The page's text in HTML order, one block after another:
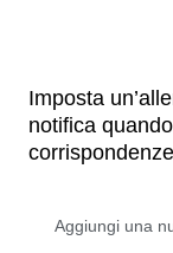
Imposta
notifica